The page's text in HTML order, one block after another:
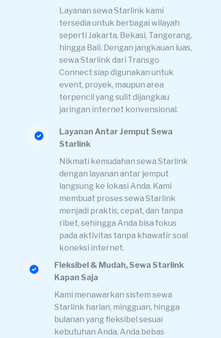
Layanan Antar Jemput Sewa
Starlink
Nikmati kemudahan sewa Starlink
dengan layanan antar jemput
langsung ke lokasi Anda. Kami
membuat proses sewa Starlink
menjadi praktis, cepat, dan tanpa
ribet, sehingga Anda bisa fokus
pada aktivitas tanpa khawatir soal
koneksi internet.
Fleksibel & Mudah, Sewa Starlink
Kapan Saja
Kami menawarkan sistem sewa
Starlink harian, mingguan, hingga
bulanan yang fleksibel sesuai
kebutuhan Anda. Anda bebas
Layanan sewa Starlink kami
tersedia untuk berbagai wilayah
seperti Jakarta, Bekasi, Tangerang,
hingga Bali. Dengan jangkauan luas,
sewa Starlink dari Transgo
Connect siap digunakan untuk
event, proyek, maupun area
terpencil yang sulit dijangkau
jaringan internet konvensional.